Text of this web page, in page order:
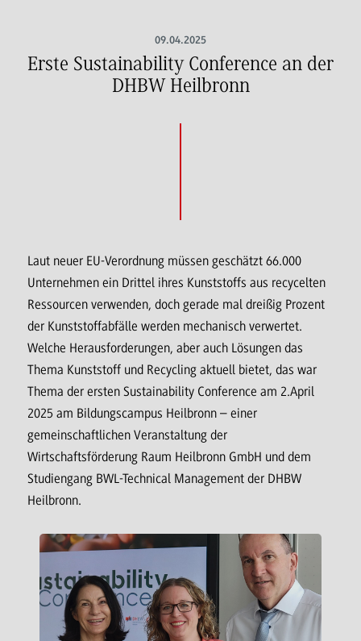
09.04.2025
Erste Sustainability Conference an der
DHBW Heilbronn
Laut neuer EU-Verordnung müssen geschätzt 66.000
Unternehmen ein Drittel ihres Kunststoffs aus recycelten
Ressourcen verwenden, doch gerade mal dreißig Prozent
der Kunststoffabfälle werden mechanisch verwertet.
Welche Herausforderungen, aber auch Lösungen das
Thema Kunststoff und Recycling aktuell bietet, das war
Thema der ersten Sustainability Conference am 2.April
2025 am Bildungscampus Heilbronn – einer
gemeinschaftlichen Veranstaltung der
Wirtschaftsförderung Raum Heilbronn GmbH und dem
Studiengang BWL-Technical Management der DHBW
Heilbronn.